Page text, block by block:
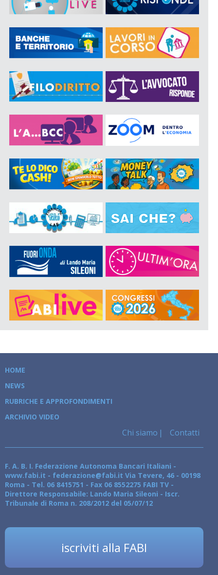
HOME
NEWS
RUBRICHE E APPROFONDIMENTI
ARCHIVIO VIDEO
Chi siamo Contatti
F. A. B. I. Federazione Autonoma Bancari Italiani -
www.fabi.it - federazione@fabi.it Via Tevere, 46 - 00198
Roma - Tel. 06 8415751 - Fax 06 8552275 FABI TV -
Direttore Responsabile: Lando Maria Sileoni - Iscr.
Tribunale di Roma n. 208/2012 del 05/07/12
iscriviti alla FABI